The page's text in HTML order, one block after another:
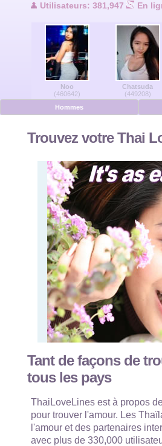
Hommes en ligne
Femmes en ligne
Allemand
Espanol
Utilisateurs: 381,947 En
Noo
(460642)
Chatsuda
(449208)
Hommes
Trouvez votre Thai
Tant de façons de
tous les pays
ThaiLoveLines est à propos
pour trouver l'amour. Les
l'amour et des partenaires
avec plus de 330,000